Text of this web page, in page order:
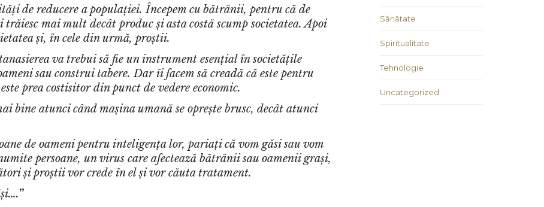
de reducere a populației. Începem cu bătrânii, pentru că de
mai mult decât produc și asta costă scump societatea. Apoi
și, în cele din urmă, proștii.
va trebui să fie un instrument esențial în societățile
sau construi tabere. Dar îi facem să creadă că este pentru
prea costisitor din punct de vedere economic.
bine atunci când mașina umană se oprește brusc, decât atunci
de oameni pentru inteligența lor, pariați că vom găsi sau vom
persoane, un virus care afectează bătrânii sau oamenii grași,
și proștii vor crede în el și vor căuta tratament.
”
Sănătate
Spiritualitate
Tehnologie
Uncategorized